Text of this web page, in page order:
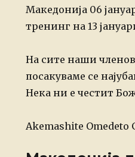
Македонија 06
тренинг на 13
На сите наши
посакуваме се
Нека ни е честит
Akemashite Omedeto